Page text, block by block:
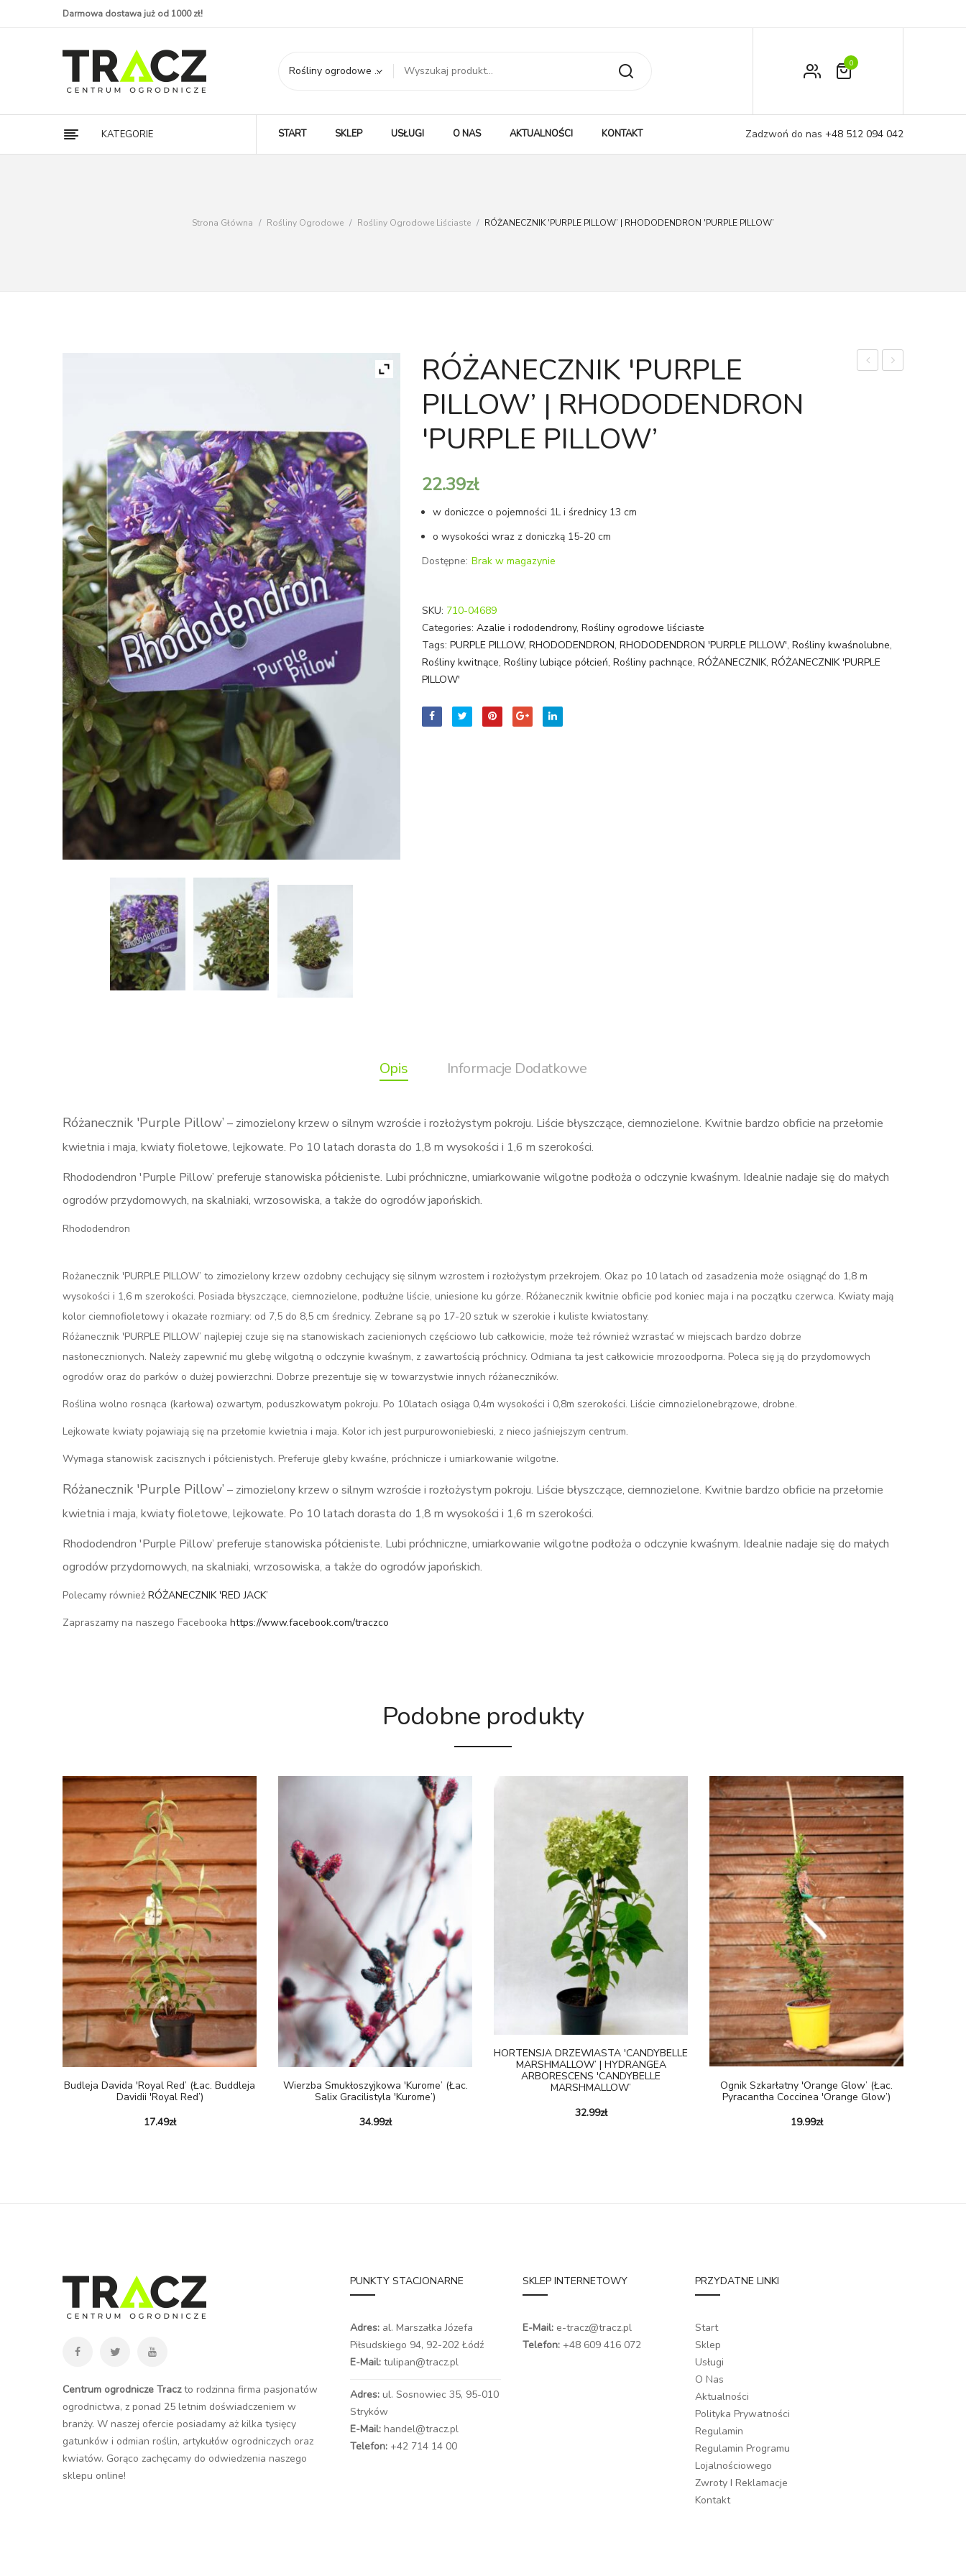
Darmowa dostawa już od 1000 zł!
Moje konto
0
Rośliny ogrodowe liściaste
KATEGORIE START SKLEP USŁUGI O NAS AKTUALNOŚCI KONTAKT Zadzwoń do nas +48 512 094 042
Strona Główna / Rośliny Ogrodowe / Rośliny Ogrodowe Liściaste / RÓŻANECZNIK 'PURPLE PILLOW’ | RHODODENDRON 'PURPLE PILLOW’
RÓŻANECZNIK 'PURPLE
PILLOW’ | RHODODENDRON
'PURPLE PILLOW’
22.39zł
w doniczce o pojemności 1L i średnicy 13 cm
o wysokości wraz z doniczką 15-20 cm
Dostępne: Brak w magazynie
SKU: 710-04689
Categories: Azalie i rododendrony, Rośliny ogrodowe liściaste
Tags: PURPLE PILLOW, RHODODENDRON, RHODODENDRON 'PURPLE PILLOW', Rośliny kwaśnolubne,
Rośliny kwitnące, Rośliny lubiące półcień, Rośliny pachnące, RÓŻANECZNIK, RÓŻANECZNIK 'PURPLE
PILLOW'
Opis Informacje Dodatkowe
Różanecznik 'Purple Pillow’ – zimozielony krzew o silnym wzroście i rozłożystym pokroju. Liście błyszczące, ciemnozielone. Kwitnie bardzo obficie na przełomie
kwietnia i maja, kwiaty fioletowe, lejkowate. Po 10 latach dorasta do 1,8 m wysokości i 1,6 m szerokości.
Rhododendron 'Purple Pillow’ preferuje stanowiska półcieniste. Lubi próchniczne, umiarkowanie wilgotne podłoża o odczynie kwaśnym. Idealnie nadaje się do małych
ogrodów przydomowych, na skalniaki, wrzosowiska, a także do ogrodów japońskich.
Rhododendron
Rożanecznik 'PURPLE PILLOW’ to zimozielony krzew ozdobny cechujący się silnym wzrostem i rozłożystym przekrojem. Okaz po 10 latach od zasadzenia może osiągnąć do 1,8 m
wysokości i 1,6 m szerokości. Posiada błyszczące, ciemnozielone, podłużne liście, uniesione ku górze. Różanecznik kwitnie obficie pod koniec maja i na początku czerwca. Kwiaty mają
kolor ciemnofioletowy i okazałe rozmiary: od 7,5 do 8,5 cm średnicy. Zebrane są po 17-20 sztuk w szerokie i kuliste kwiatostany.
Różanecznik 'PURPLE PILLOW’ najlepiej czuje się na stanowiskach zacienionych częściowo lub całkowicie, może też również wzrastać w miejscach bardzo dobrze
nasłonecznionych. Należy zapewnić mu glebę wilgotną o odczynie kwaśnym, z zawartością próchnicy. Odmiana ta jest całkowicie mrozoodporna. Poleca się ją do przydomowych
ogrodów oraz do parków o dużej powierzchni. Dobrze prezentuje się w towarzystwie innych różaneczników.
Roślina wolno rosnąca (karłowa) ozwartym, poduszkowatym pokroju. Po 10latach osiąga 0,4m wysokości i 0,8m szerokości. Liście cimnozielonebrązowe, drobne.
Lejkowate kwiaty pojawiają się na przełomie kwietnia i maja. Kolor ich jest purpurowoniebieski, z nieco jaśniejszym centrum.
Wymaga stanowisk zacisznych i półcienistych. Preferuje gleby kwaśne, próchnicze i umiarkowanie wilgotne.
Różanecznik 'Purple Pillow’ – zimozielony krzew o silnym wzroście i rozłożystym pokroju. Liście błyszczące, ciemnozielone. Kwitnie bardzo obficie na przełomie
kwietnia i maja, kwiaty fioletowe, lejkowate. Po 10 latach dorasta do 1,8 m wysokości i 1,6 m szerokości.
Rhododendron 'Purple Pillow’ preferuje stanowiska półcieniste. Lubi próchniczne, umiarkowanie wilgotne podłoża o odczynie kwaśnym. Idealnie nadaje się do małych
ogrodów przydomowych, na skalniaki, wrzosowiska, a także do ogrodów japońskich.
Polecamy również RÓŻANECZNIK 'RED JACK’
Zapraszamy na naszego Facebooka https://www.facebook.com/traczco
Podobne produkty
Budleja Davida 'Royal Red’ (łac. Buddleja
Davidii 'Royal Red’)
17.49zł
Wierzba Smukłoszyjkowa 'Kurome’ (łac.
Salix Gracilistyla 'Kurome’)
34.99zł
HORTENSJA DRZEWIASTA 'CANDYBELLE
MARSHMALLOW’ | HYDRANGEA
ARBORESCENS 'CANDYBELLE
MARSHMALLOW’
32.99zł
Ognik Szkarłatny 'Orange Glow’ (łac.
Pyracantha Coccinea 'Orange Glow’)
19.99zł
Centrum ogrodnicze Traczto rodzinna firma pasjonatów
ogrodnictwa, z ponad 25 letnim doświadczeniem w
branży. W naszej ofercie posiadamy aż kilka tysięcy
gatunków i odmian roślin, artykułów ogrodniczych oraz
kwiatów. Gorąco zachęcamy do odwiedzenia naszego
sklepu online!
PUNKTY STACJONARNE
Adres: al. Marszałka Józefa
Piłsudskiego 94, 92-202 Łódź
E-Mail: tulipan@tracz.pl
Adres: ul. Sosnowiec 35, 95-010
Stryków
E-Mail: handel@tracz.pl
Telefon: +42 714 14 00
SKLEP INTERNETOWY
E-Mail: e-tracz@tracz.pl
Telefon: +48 609 416 072
PRZYDATNE LINKI
Start
Sklep
Usługi
O Nas
Aktualności
Polityka Prywatności
Regulamin
Regulamin Programu
Lojalnościowego
Zwroty I Reklamacje
Kontakt